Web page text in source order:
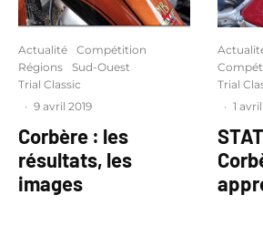
Actualité
Compétition
Régions
Sud-Ouest
Trial Classic
· 9 avril 2019
Corbère : les
résultats, les
images
Trial
· 1